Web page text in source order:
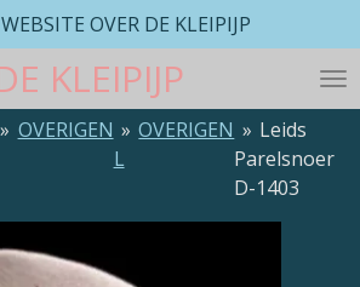
KLEIPIJP
OVER DE KLEIPIJP
» OVERIGEN » OVERIGEN
L
» Leids
Parelsnoer
D-1403